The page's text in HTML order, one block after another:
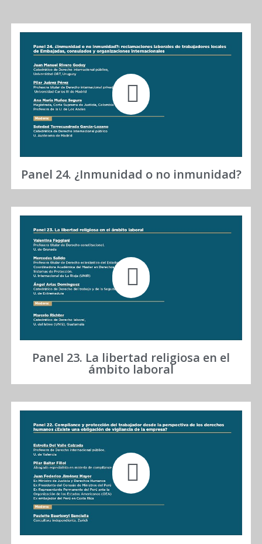
Panel 24. ¿Inmunidad o no inmunidad?
Panel 23. La libertad religiosa en el
ámbito laboral